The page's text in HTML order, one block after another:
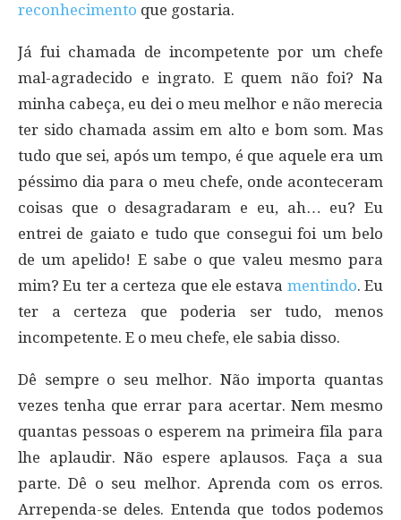
reconhecimento que gostaria.
Já fui chamada de incompetente por um chefe
mal-agradecido e ingrato. E quem não foi? Na
minha cabeça, eu dei o meu melhor e não merecia
ter sido chamada assim em alto e bom som. Mas
tudo que sei, após um tempo, é que aquele era um
péssimo dia para o meu chefe, onde aconteceram
coisas que o desagradaram e eu, ah… eu? Eu
entrei de gaiato e tudo que consegui foi um belo
de um apelido! E sabe o que valeu mesmo para
mim? Eu ter a certeza que ele estava mentindo. Eu
ter a certeza que poderia ser tudo, menos
incompetente. E o meu chefe, ele sabia disso.
Dê sempre o seu melhor. Não importa quantas
vezes tenha que errar para acertar. Nem mesmo
quantas pessoas o esperem na primeira fila para
lhe aplaudir. Não espere aplausos. Faça a sua
parte. Dê o seu melhor. Aprenda com os erros.
Arrependa-se deles. Entenda que todos podemos